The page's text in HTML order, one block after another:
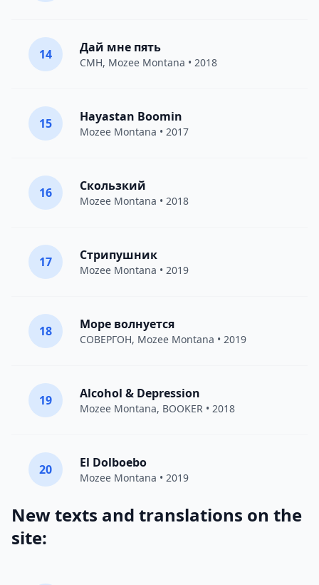
14 Дай мне пять
CMH, Mozee Montana • 2018
15 Hayastan Boomin
Mozee Montana • 2017
16 Скользкий
Mozee Montana • 2018
17 Стрипушник
Mozee Montana • 2019
18 Море волнуется
СОВЕРГОН, Mozee Montana • 2019
19 Alcohol & Depression
Mozee Montana, BOOKER • 2018
20 El Dolboebo
Mozee Montana • 2019
New texts and translations on the
site: